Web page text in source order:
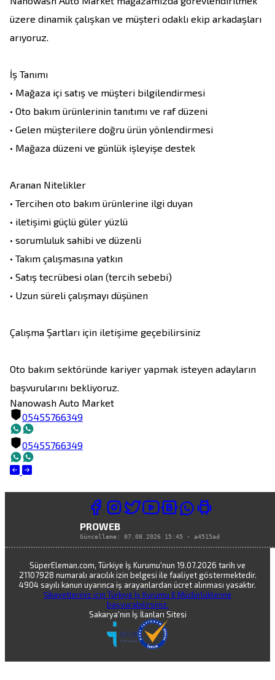
üzere dinamik çalışkan ve müşteri odaklı ekip arkadaşları
arıyoruz.
İş Tanımı
• Mağaza içi satış ve müşteri bilgilendirmesi
• Oto bakım ürünlerinin tanıtımı ve raf düzeni
• Gelen müşterilere doğru ürün yönlendirmesi
• Mağaza düzeni ve günlük işleyişe destek
Aranan Nitelikler
• Tercihen oto bakım ürünlerine ilgi duyan
• iletişimi güçlü güler yüzlü
• sorumluluk sahibi ve düzenli
• Takım çalışmasına yatkın
• Satış tecrübesi olan (tercih sebebi)
• Uzun süreli çalışmayı düşünen
Çalışma Şartları için iletişime geçebilirsiniz
Oto bakım sektöründe kariyer yapmak isteyen adayların
başvurularını bekliyoruz.
Nanowash Auto Market
05455766349
05455766349
PROWEB
Güncelleme: 07.08.2026 15:45 · a4515ad
SüperEleman.com, Türkiye İş Kurumu'nun 19.07.2026 tarih ve
21107928 numaralı aracılık izin belgesi ile faaliyet göstermektedir.
4904 sayılı kanun uyarınca iş arayanlardan ücret alınması yasaktır.
Şikayetleriniz için Türkiye İş Kurumu İl Müdürlüklerine
başvurabilirsiniz.
Sakarya'nın İş İlanları Sitesi